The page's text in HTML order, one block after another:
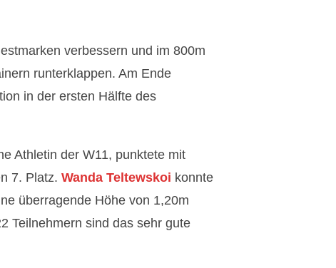
verbessern und im 800m
runterklappen. Am Ende
in der ersten Hälfte des
Athletin der W11, punktete mit
7. Platz. Wanda Teltewskoi konnte
überragende Höhe von 1,20m
Teilnehmern sind das sehr gute